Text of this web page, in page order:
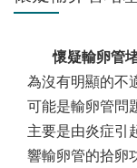
懷疑輸卵管
為沒有明顯的不
可能是輸卵管問
主要是由炎症引
響輸卵管的拾卵